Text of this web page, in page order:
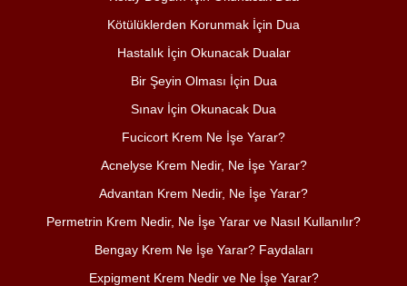
Kötülüklerden Korunmak İçin Dua
Hastalık İçin Okunacak Dualar
Bir Şeyin Olması İçin Dua
Sınav İçin Okunacak Dua
Fucicort Krem Ne İşe Yarar?
Acnelyse Krem Nedir, Ne İşe Yarar?
Advantan Krem Nedir, Ne İşe Yarar?
Permetrin Krem Nedir, Ne İşe Yarar ve Nasıl Kullanılır?
Bengay Krem Ne İşe Yarar? Faydaları
Expigment Krem Nedir ve Ne İşe Yarar?